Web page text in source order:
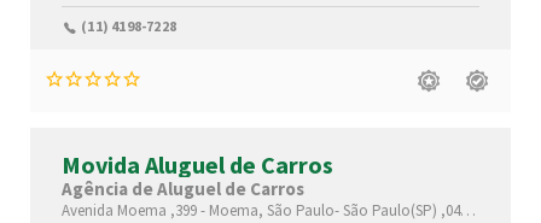
(11) 4198-7228
Movida Aluguel de Carros
Agência de Aluguel de Carros
Avenida Moema ,399 - Moema, São Paulo-São Paulo(SP) ,04077-021